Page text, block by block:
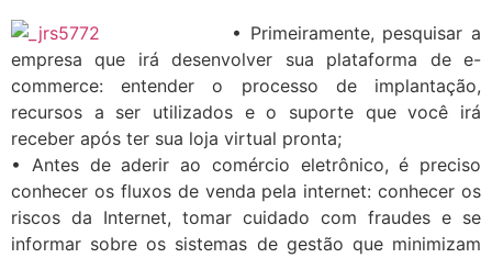
• Primeiramente, pesquisar a
empresa que irá desenvolver sua plataforma de e-
commerce: entender o processo de implantação,
recursos a ser utilizados e o suporte que você irá
receber após ter sua loja virtual pronta;
• Antes de aderir ao comércio eletrônico, é preciso
conhecer os fluxos de venda pela internet: conhecer os
riscos da Internet, tomar cuidado com fraudes e se
informar sobre os sistemas de gestão que minimizam